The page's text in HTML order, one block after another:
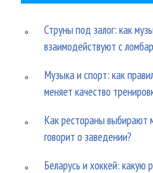
Струны под залог: как
взаимодействуют с
Музыка и спорт: как
меняет качество
Как рестораны выбирают
говорит о заведении?
Беларусь и хоккей: какую